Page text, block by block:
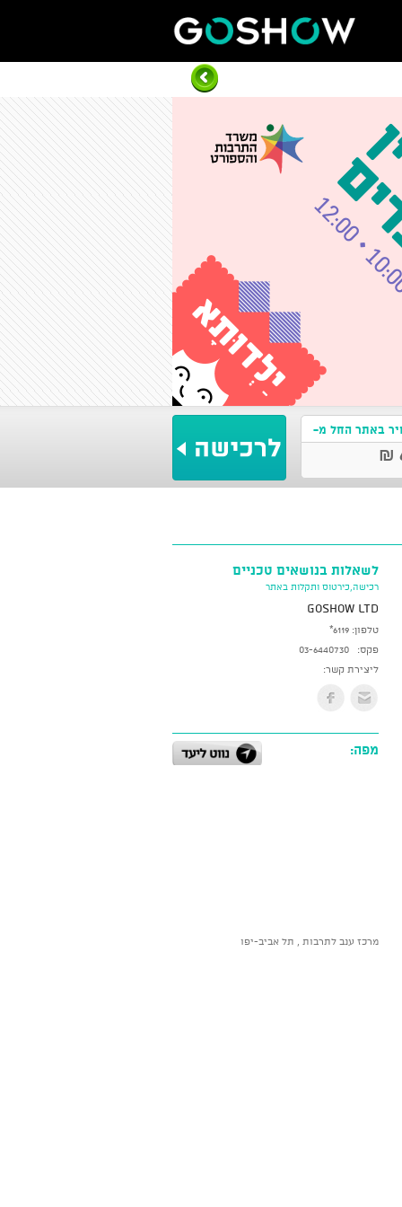
באתר החל מ-
לשאלות בנושאים טכניים
רכישה,כירטוס ותקלות באתר
GoShow LTD
טלפון: *6119
פקס:
03-6440730
ליצירת קשר:
מפה:
מרכז ענב לתרבות , תל אביב-יפו